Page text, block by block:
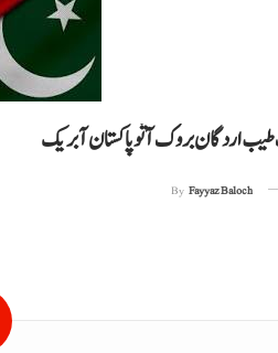
اردگان بروک آ تُو پاکستان آ بریک
By Fayyaz Baloch